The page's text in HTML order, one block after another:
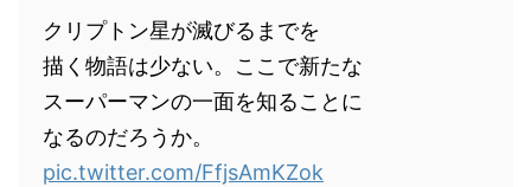
クリプトン星が滅びるまでを
描く物語は少ない。ここで新たな
スーパーマンの一面を知ることに
なるのだろうか。
pic.twitter.com/FfjsAmKZok